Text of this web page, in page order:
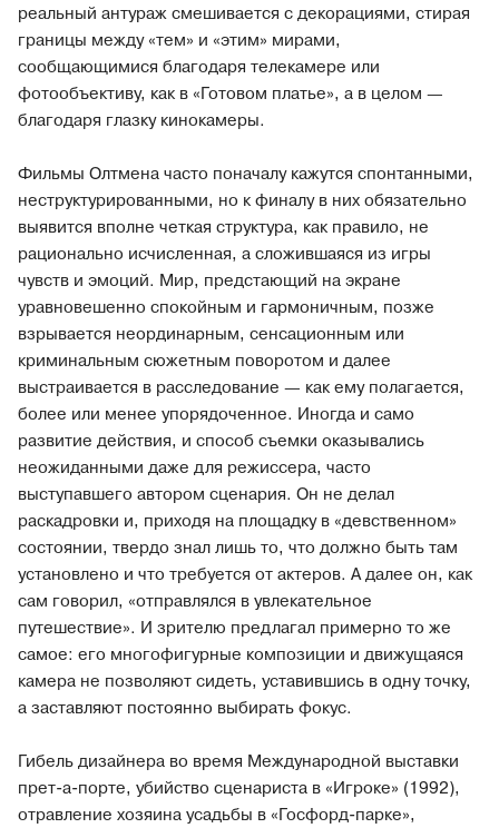
реальный антураж смешивается с декорациями, стирая
границы между «тем» и «этим» мирами,
сообщающимися благодаря телекамере или
фотообъективу, как в «Готовом платье», а в целом —
благодаря глазку кинокамеры.
Фильмы Олтмена часто поначалу кажутся спонтанными,
неструктурированными, но к финалу в них обязательно
выявится вполне четкая структура, как правило, не
рационально исчисленная, а сложившаяся из игры
чувств и эмоций. Мир, предстающий на экране
уравновешенно спокойным и гармоничным, позже
взрывается неординарным, сенсационным или
криминальным сюжетным поворотом и далее
выстраивается в расследование — как ему полагается,
более или менее упорядоченное. Иногда и само
развитие действия, и способ съемки оказывались
неожиданными даже для режиссера, часто
выступавшего автором сценария. Он не делал
раскадровки и, приходя на площадку в «девственном»
состоянии, твердо знал лишь то, что должно быть там
установлено и что требуется от актеров. А далее он, как
сам говорил, «отправлялся в увлекательное
путешествие». И зрителю предлагал примерно то же
самое: его многофигурные композиции и движущаяся
камера не позволяют сидеть, уставившись в одну точку,
а заставляют постоянно выбирать фокус.
Гибель дизайнера во время Международной выставки
прет-а-порте, убийство сценариста в «Игроке» (1992),
отравление хозяина усадьбы в «Госфорд-парке»,